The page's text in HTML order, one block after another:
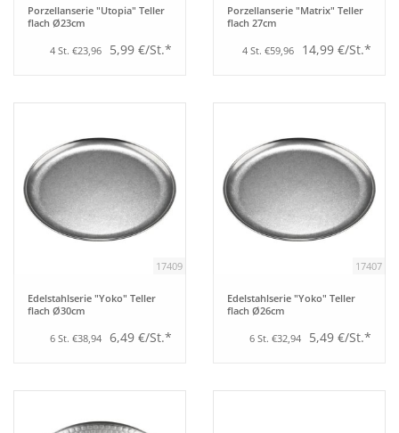
Porzellanserie "Utopia" Teller
flach Ø23cm
4 St. €23,96 5,99 €/St.*
Porzellanserie "Matrix" Teller
flach 27cm
4 St. €59,96 14,99 €/St.*
17409
Edelstahlserie "Yoko" Teller
flach Ø30cm
6 St. €38,94 6,49 €/St.*
17407
Edelstahlserie "Yoko" Teller
flach Ø26cm
6 St. €32,94 5,49 €/St.*